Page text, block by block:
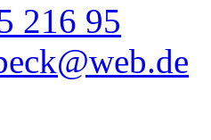
216 95